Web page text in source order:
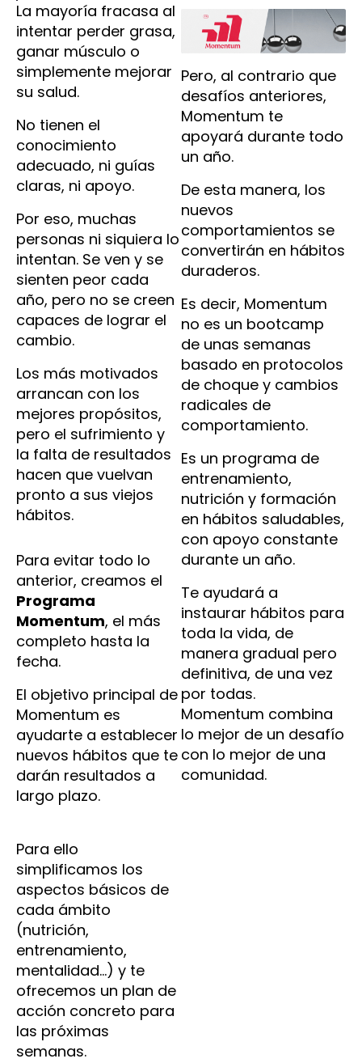
La mayoría fracasa al
intentar perder grasa,
ganar músculo o
simplemente mejorar
su salud.
No tienen el
conocimiento
adecuado, ni guías
claras, ni apoyo.
Por eso, muchas
personas ni siquiera lo
intentan. Se ven y se
sienten peor cada
año, pero no se creen
capaces de lograr el
cambio.
Los más motivados
arrancan con los
mejores propósitos,
pero el sufrimiento y
la falta de resultados
hacen que vuelvan
pronto a sus viejos
hábitos.
Para evitar todo lo
anterior, creamos el
Programa
Momentum, el más
completo hasta la
fecha.
El objetivo principal de
Momentum es
ayudarte a establecer
nuevos hábitos que te
darán resultados a
largo plazo.
Para ello
simplificamos los
aspectos básicos de
cada ámbito
(nutrición,
entrenamiento,
mentalidad…) y te
ofrecemos un plan de
acción concreto para
las próximas
semanas.
Pero, al contrario que
desafíos anteriores,
Momentum te
apoyará durante todo
un año.
De esta manera, los
nuevos
comportamientos se
convertirán en hábitos
duraderos.
Es decir, Momentum
no es un bootcamp
de unas semanas
basado en protocolos
de choque y cambios
radicales de
comportamiento.
Es un programa de
entrenamiento,
nutrición y formación
en hábitos saludables,
con apoyo constante
durante un año.
Te ayudará a
instaurar hábitos para
toda la vida, de
manera gradual pero
definitiva, de una vez
por todas.
Momentum combina
lo mejor de un desafío
con lo mejor de una
comunidad.